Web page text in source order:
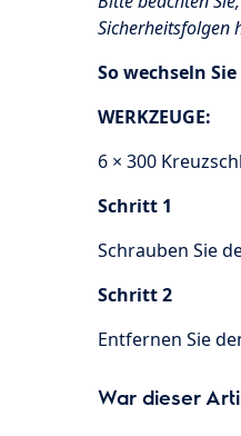
Sicherheitsfolgen
So wechseln
WERKZEUGE:
6 × 300
Schritt 1
Schrauben Sie
Schritt 2
Entfernen Sie
War dieser